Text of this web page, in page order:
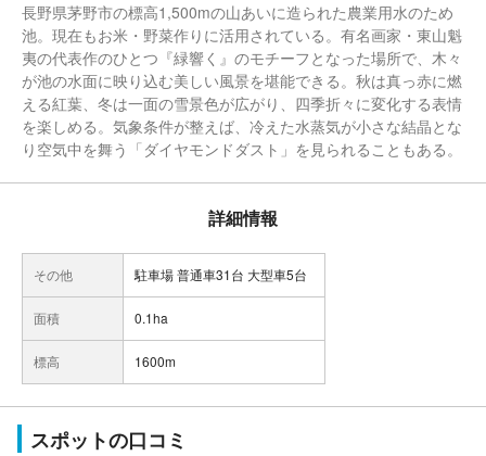
長野県茅野市の標高1,500mの山あいに造られた農業用水のため
池。現在もお米・野菜作りに活用されている。有名画家・東山魁
夷の代表作のひとつ『緑響く』のモチーフとなった場所で、木々
が池の水面に映り込む美しい風景を堪能できる。秋は真っ赤に燃
える紅葉、冬は一面の雪景色が広がり、四季折々に変化する表情
を楽しめる。気象条件が整えば、冷えた水蒸気が小さな結晶とな
り空気中を舞う「ダイヤモンドダスト」を見られることもある。
詳細情報
その他 駐車場 普通車31台 大型車5台
面積 0.1ha
標高 1600m
スポットの口コミ